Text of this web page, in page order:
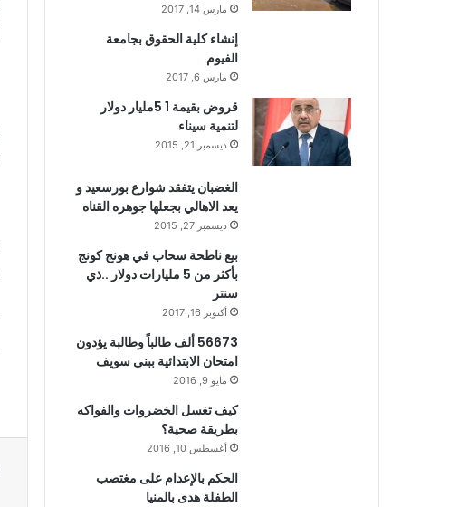
مارس 14, 2017
إنشاء كلية الحقوق بجامعة
الفيوم
مارس 6, 2017
قروض بقيمة 1 5مليار دولار
لتنمية سيناء
ديسمبر 21, 2015
الغضبان يتفقد شوارع بورسعيد و
يعد الاهالي بجعلها جوهره القناه
ديسمبر 27, 2015
بيع ناطحة سحاب في هونج كونج
بأكثر من 5 مليارات دولار ..ذي
سنتر
أكتوبر 16, 2017
56673 ألف طالباً وطالبة يؤدون
امتحان الابتدائية ببنى سويف
مايو 9, 2016
كيف تغسل الخضروات والفواكه
بطريقة صحية؟
أغسطس 10, 2016
الحكم بالإعدام على مغتصب
الطفلة هدى بالمنيا